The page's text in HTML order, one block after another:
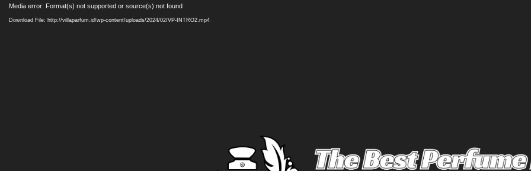
Video
Player
Media error: Format(s) not supported or source(s) not found
Download File: http://villaparfum.id/wp-content/uploads/2024/02/VP-INTRO2.mp4